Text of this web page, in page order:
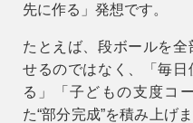
先に作る」 発想です。
たとえば、段ボールを
せるのではなく、「毎
る」「子どもの支度コ
た“部分完成”を積み上げ